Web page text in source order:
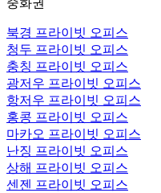
중화권
북경 프라이빗 오피스
청두 프라이빗 오피스
충칭 프라이빗 오피스
광저우 프라이빗 오피스
항저우 프라이빗 오피스
홍콩 프라이빗 오피스
마카오 프라이빗 오피스
난징 프라이빗 오피스
상해 프라이빗 오피스
센젠 프라이빗 오피스